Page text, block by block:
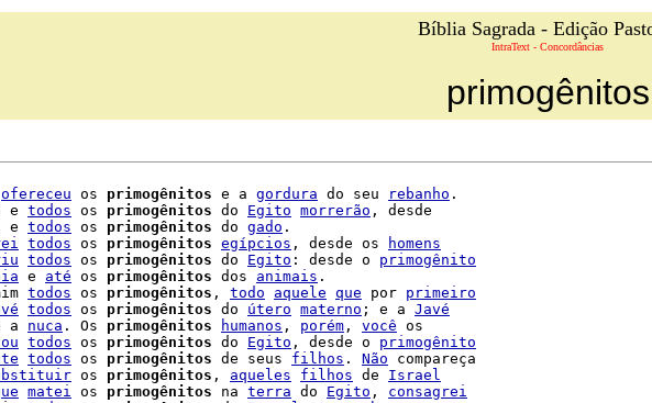
Bíblia Sagrada - Edição
IntraText - Concordâncias
primogênitos
ofereceu os primogênitos e a gordura do seu rebanho .
e todos os primogênitos do Egito morrerão , desde
e todos os primogênitos do gado .
todos os primogênitos egípcios , desde os
homens
todos os primogênitos do Egito : desde o primogênito
e até os primogênitos dos animais .
todos os primogênitos , todo aquele que por primeiro
todos os primogênitos do útero materno ; e a Javé
a nuca . Os primogênitos humanos , porém , você
todos os primogênitos do Egito , desde o primogênito
todos os primogênitos de seus filhos . Não compareça
os primogênitos , aqueles filhos de Israel
matei os primogênitos na terra do Egito , consagrei